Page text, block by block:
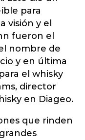
para
visión y el
fueron el
nombre de
y en última
el whisky
director
en Diageo.
que rinden